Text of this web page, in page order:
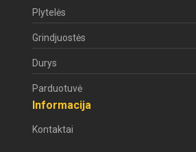
Plytelės
Grindjuostės
Durys
Parduotuvė
Informacija
Kontaktai